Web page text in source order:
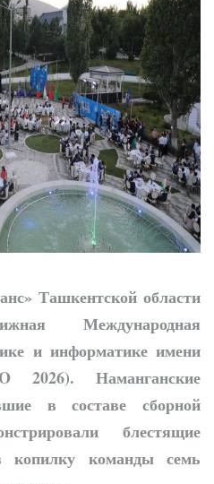
Ташкентской области
Международная
и информатике имени
2026). Наманганские
в составе сборной
блестящие
команды семь